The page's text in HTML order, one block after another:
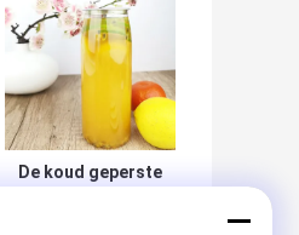
De koud geperste